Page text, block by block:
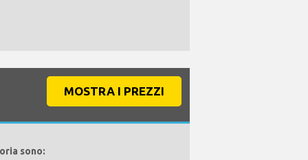
MOSTRA I PREZZI
sono: